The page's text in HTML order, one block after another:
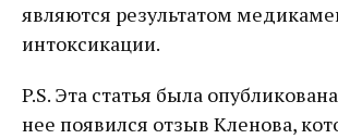
являются результатом
интоксикации.
P.S. Эта статья была
нее появился отзыв Кленова,